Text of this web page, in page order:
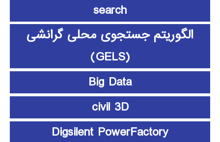
search
الگوریتم جستجوی محلی گرانشی
(GELS)
Big Data
civil 3D
Digsilent PowerFactory